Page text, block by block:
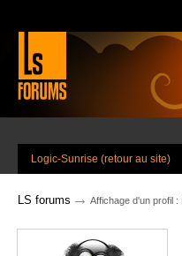
Logic-Sunrise (retour au site)
LS forums → Affichage d'un profil